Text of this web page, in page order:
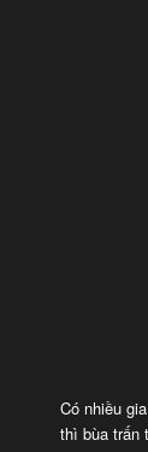
Có nhiều
thì bùa trấn